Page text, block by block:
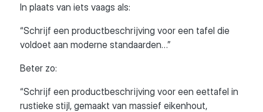
In plaats van iets vaags als:
“Schrijf een productbeschrijving voor een tafel die
voldoet aan moderne standaarden…”
Beter zo:
“Schrijf een productbeschrijving voor een eettafel in
rustieke stijl, gemaakt van massief eikenhout,